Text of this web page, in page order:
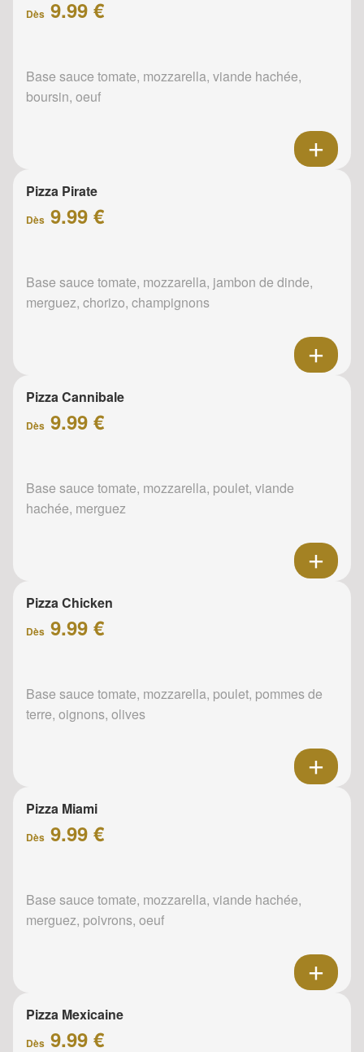
Dès 9.99 €
Base sauce tomate, mozzarella, viande hachée,
boursin, oeuf
Pizza Pirate
Dès 9.99 €
Base sauce tomate, mozzarella, jambon de dinde,
merguez, chorizo, champignons
Pizza Cannibale
Dès 9.99 €
Base sauce tomate, mozzarella, poulet, viande
hachée, merguez
Pizza Chicken
Dès 9.99 €
Base sauce tomate, mozzarella, poulet, pommes de
terre, oignons, olives
Pizza Miami
Dès 9.99 €
Base sauce tomate, mozzarella, viande hachée,
merguez, poivrons, oeuf
Pizza Mexicaine
Dès 9.99 €